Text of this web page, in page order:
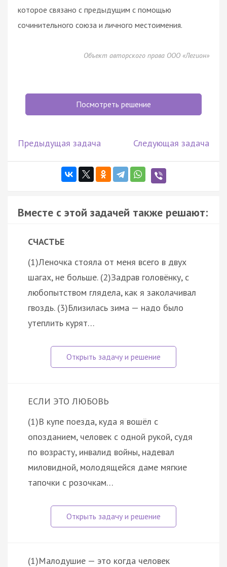
которое связано с предыдущим с помощью
сочинительного союза и личного местоимения.
Объект авторского права ООО «Легион»
Посмотреть решение
Предыдущая задача Следующая задача
Вместе с этой задачей также решают:
СЧАСТЬЕ
(1)Леночка стояла от меня всего в двух
шагах, не больше. (2)Задрав головёнку, с
любопытством глядела, как я заколачивал
гвоздь. (3)Близилась зима — надо было
утеплить курят…
ЕСЛИ ЭТО ЛЮБОВЬ
(1)В купе поезда, куда я вошёл с
опозданием, человек с одной рукой, судя
по возрасту, инвалид войны, надевал
миловидной, молодящейся даме мягкие
тапочки с розочкам…
(1)Малодушие — это когда человек